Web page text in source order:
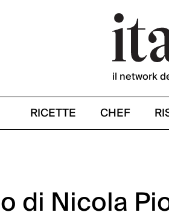
il network
RICETTE CHEF
di Nicola